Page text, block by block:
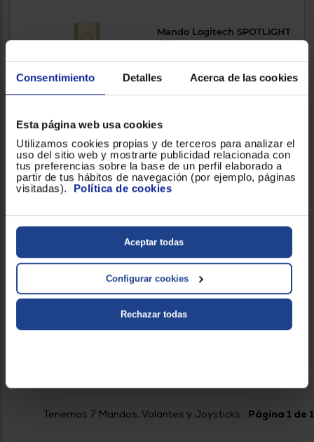
Consentimiento Detalles Acerca de las cookies
Esta página web usa cookies
Utilizamos cookies propias y de terceros para analizar el
uso del sitio web y mostrarte publicidad relacionada con
tus preferencias sobre la base de un perfil elaborado a
partir de tus hábitos de navegación (por ejemplo, páginas
visitadas). Política de cookies
Aceptar todas
Configurar cookies
Rechazar todas
Mando Logitech SPOTLIGHT
ORO
Bluetooth/RF, 2.4 GHz,
Polímero de litio, 85 mAh
Comparar
Exclusivo Web
Mando Gembird JPD-UB-01
Alámbrico
2,90 €
Tenemos 7 Mandos, Volantes y Joysticks . Página 1 de 1